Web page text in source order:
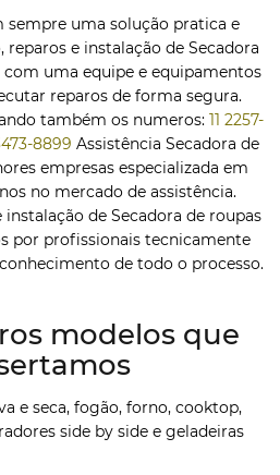
sempre uma solução pratica e
e instalação de Secadora
com uma equipe e equipamentos
reparos de forma segura.
também os numeros: 11 2257-
8899 Assistência Secadora de
empresas especializada em
no mercado de assistência.
de Secadora de roupas
por profissionais tecnicamente
de todo o processo.
modelos que
e seca, fogão, forno, cooktop,
side by side e geladeiras